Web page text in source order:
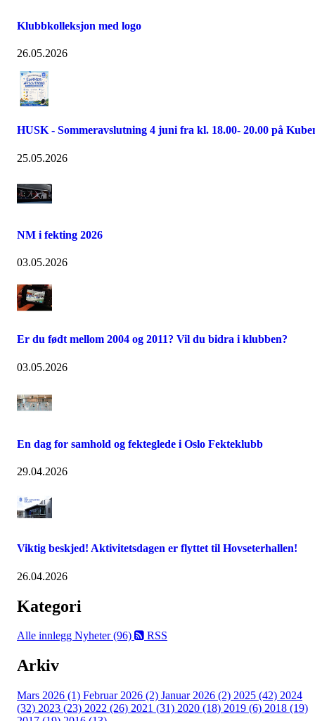
Klubbkolleksjon med logo
26.05.2026
HUSK - Sommeravslutning 4 juni fra kl. 18.00- 20.00 på
25.05.2026
NM i fekting 2026
03.05.2026
Er du født mellom 2004 og 2011? Vil du bidra i klubben?
03.05.2026
En dag for samhold og fekteglede i Oslo Fekteklubb
29.04.2026
Viktig beskjed! Aktivitetsdagen er flyttet til Hovseterhallen!
26.04.2026
Kategori
Alle innlegg Nyheter (96) RSS
Arkiv
Mars 2026 (1) Februar 2026 (2) Januar 2026 (2) 2025 (42) 2024
(32) 2023 (23) 2022 (26) 2021 (31) 2020 (18) 2019 (6) 2018 (19)